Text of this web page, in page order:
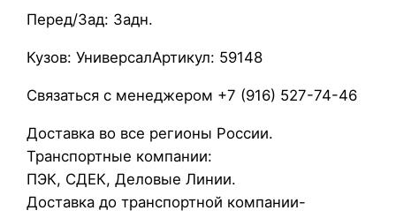
р
o
v
o
V
5
0
Перед/Зад: Задн.
Кузов: УниверсалАртикул: 59148
Связаться с менеджером +7 (916) 527-74-46
Доставка во все регионы России.
Транспортные компании:
ПЭК, СДЕК, Деловые Линии.
Доставка до транспортной компании-